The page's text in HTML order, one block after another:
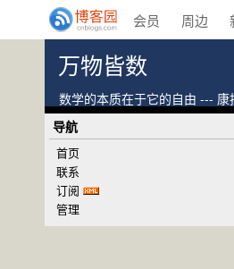
会员 周边
万物皆数
数学的本质在于它的自由 --- 康
导航
首页
联系
订阅
管理